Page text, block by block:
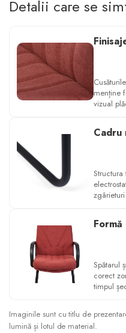
Detalii care se
menține
vizual
Cadru
Structura
Spătarul
corect
timpul
Imaginile sunt cu titlu de
lumină și lotul de material.